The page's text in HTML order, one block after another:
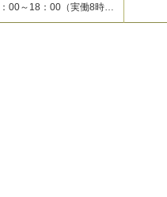
9：00～18：00（実働8時間/休憩60分）